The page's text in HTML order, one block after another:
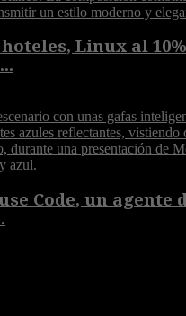
Linux al
Code, un agente